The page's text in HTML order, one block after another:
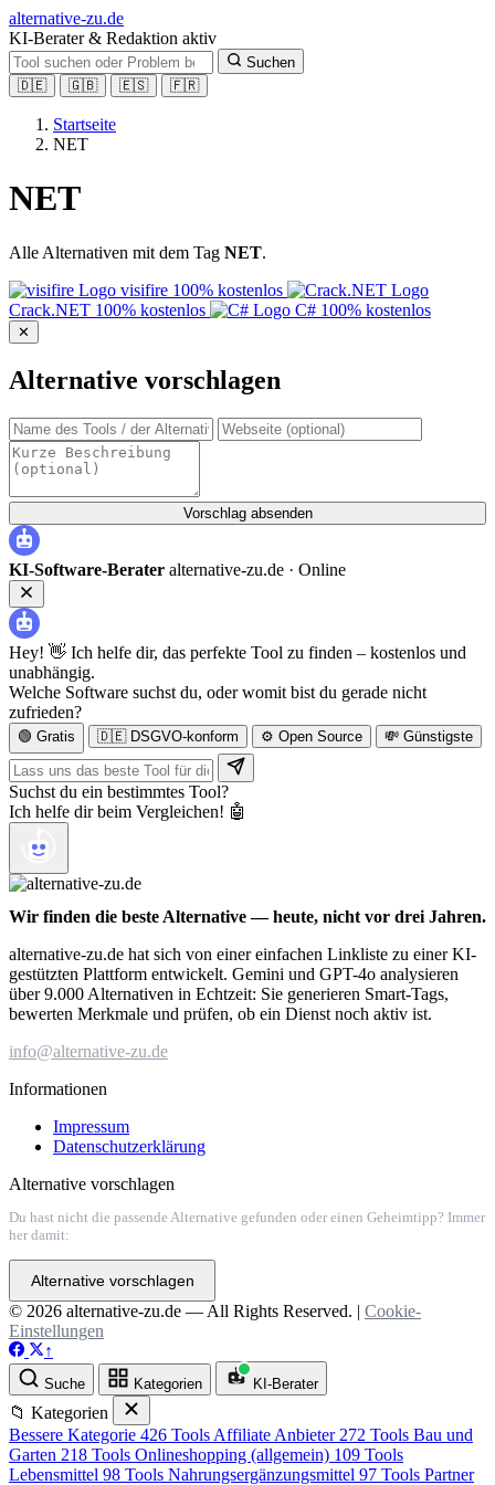
alternative-zu.de
KI-Berater & Redaktion aktiv
Suchen
🇩🇪
🇬🇧 🇪🇸 🇫🇷
Startseite
NET
NET
Alle Alternativen mit dem Tag NET.
visifire 100% kostenlos
Crack.NET 100% kostenlos C# 100% kostenlos
✕
Alternative vorschlagen
Vorschlag absenden
KI-Software-Berater alternative-zu.de · Online
Hey! 👋 Ich helfe dir, das perfekte Tool zu finden – kostenlos und
unabhängig.
Welche Software suchst du, oder womit bist du gerade nicht
zufrieden?
🟢 Gratis 🇩🇪 DSGVO-konform ⚙️ Open Source 💸 Günstigste
Suchst du ein bestimmtes Tool?
Ich helfe dir beim Vergleichen! 🤖
Wir finden die beste Alternative — heute, nicht vor drei Jahren.
alternative-zu.de hat sich von einer einfachen Linkliste zu einer KI-
gestützten Plattform entwickelt. Gemini und GPT-4o analysieren
über 9.000 Alternativen in Echtzeit: Sie generieren Smart-Tags,
bewerten Merkmale und prüfen, ob ein Dienst noch aktiv ist.
info@alternative-zu.de
Informationen
Impressum
Datenschutzerklärung
Alternative vorschlagen
Du hast nicht die passende Alternative gefunden oder einen Geheimtipp? Immer
her damit:
Alternative vorschlagen
© 2026 alternative-zu.de — All Rights Reserved. | Cookie-
Einstellungen
↑
Suche Kategorien KI-Berater
📁 Kategorien
Bessere Kategorie 426 Tools Affiliate Anbieter 272 Tools Bau und
Garten 218 Tools Onlineshopping (allgemein) 109 Tools
Lebensmittel 98 Tools Nahrungsergänzungsmittel 97 Tools Partner